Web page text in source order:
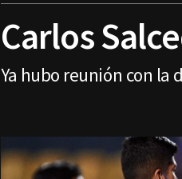
Carlos
Ya hubo reunión con la